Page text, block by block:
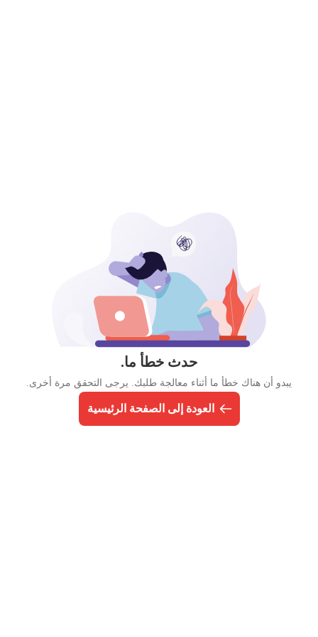
حدث خطأ ما.
يبدو أن هناك خطأ ما أثناء معالجة طلبك. يرجى التحقق مرة أخرى.
العودة إلى الصفحة الرئيسية